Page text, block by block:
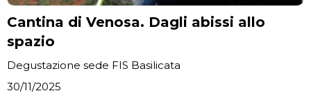
Cantina di Venosa. Dagli abissi allo
spazio
Degustazione sede FIS Basilicata
30/11/2025